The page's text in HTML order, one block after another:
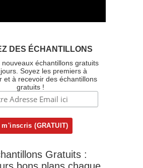
DES ÉCHANTILLONS
nouveaux échantillons gratuits
Soyez les premiers à
et à recevoir des échantillons
gratuits !
Gratuits :